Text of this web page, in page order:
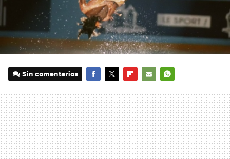
Sin comentarios
MAIL